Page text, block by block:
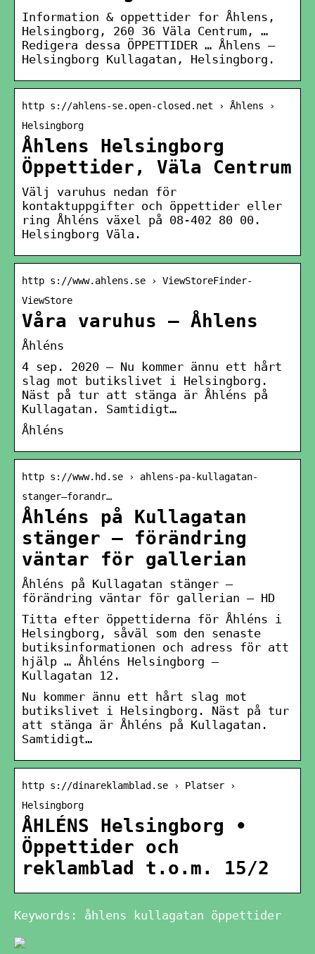
Information & oppettider for Åhlens,
Helsingborg, 260 36 Väla Centrum, …
Redigera dessa ÖPPETTIDER … Åhlens –
Helsingborg Kullagatan, Helsingborg.
http s://ahlens-se.open-closed.net › Åhlens ›
Helsingborg
Åhlens Helsingborg
Öppettider, Väla Centrum
Välj varuhus nedan för
kontaktuppgifter och öppettider eller
ring Åhléns växel på 08-402 80 00.
Helsingborg Väla.
http s://www.ahlens.se › ViewStoreFinder-
ViewStore
Våra varuhus – Åhlens
Åhléns
4 sep. 2020 — Nu kommer ännu ett hårt
slag mot butikslivet i Helsingborg.
Näst på tur att stänga är Åhléns på
Kullagatan. Samtidigt…
Åhléns
http s://www.hd.se › ahlens-pa-kullagatan-
stanger–forandr…
Åhléns på Kullagatan
stänger – förändring
väntar för gallerian
Åhléns på Kullagatan stänger –
förändring väntar för gallerian – HD
Titta efter öppettiderna för Åhléns i
Helsingborg, såväl som den senaste
butiksinformationen och adress för att
hjälp … Åhléns Helsingborg –
Kullagatan 12.
Nu kommer ännu ett hårt slag mot
butikslivet i Helsingborg. Näst på tur
att stänga är Åhléns på Kullagatan.
Samtidigt…
http s://dinareklamblad.se › Platser ›
Helsingborg
ÅHLÉNS Helsingborg •
Öppettider och
reklamblad t.o.m. 15/2
Keywords: åhlens kullagatan öppettider